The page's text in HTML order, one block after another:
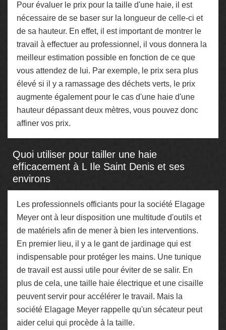
Pour évaluer le prix pour la taille d'une haie, il est
nécessaire de se baser sur la longueur de celle-ci et
de sa hauteur. En effet, il est important de montrer le
travail à effectuer au professionnel, il vous donnera la
meilleur estimation possible en fonction de ce que
vous attendez de lui. Par exemple, le prix sera plus
élevé si il y a ramassage des déchets verts, le prix
augmente également pour le cas d'une haie d'une
hauteur dépassant deux mètres, vous pouvez donc
affiner vos prix.
Quoi utiliser pour tailler une haie
efficacement à L Ile Saint Denis et ses
environs
Les professionnels officiants pour la société Elagage
Meyer ont à leur disposition une multitude d'outils et
de matériels afin de mener à bien les interventions.
En premier lieu, il y a le gant de jardinage qui est
indispensable pour protéger les mains. Une tunique
de travail est aussi utile pour éviter de se salir. En
plus de cela, une taille haie électrique et une cisaille
peuvent servir pour accélérer le travail. Mais la
société Elagage Meyer rappelle qu'un sécateur peut
aider celui qui procède à la taille.